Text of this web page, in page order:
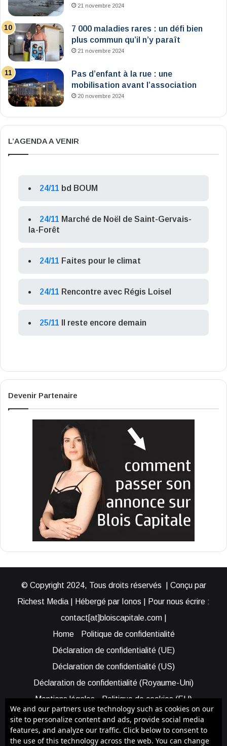
21 novembre 2024
7 000 maladies rares : un défi bien
plus commun qu’il n’y paraît
21 novembre 2024
Pas d’enfant à la rue : une
mobilisation avant l’association
20 novembre 2024
L’AGENDA A VENIR
24/11 bd BOUM
24/11 Marché de Noël de Saint-Gervais-
la-Forêt
24/11 Faites pour le climat
24/11 Rencontre avec Régis Loisel
25/11 Il reste encore demain
Devenir Partenaire
© Copyright 2024, Tous droits réservés | Conçu par
Richest Media | Hébergé par Ionos | Pour nous écrire :
contact[at]bloiscapitale.com |
Home
Politique de confidentialité
Déclaration de confidentialité (UE)
Déclaration de confidentialité (US)
Déclaration de confidentialité (Royaume-Uni)
Mentions légales
Politique de cookies (EU)
Cookie Policy (AUS)
Cookie Policy (US)
Qui sommes-nous ?
Participer à Blois Capitale
We and our partners use technology such as cookies on our
site to personalize content and ads, provide social media
features, and analyze our traffic. Click below to consent to
the use of this technology across the web. You can change